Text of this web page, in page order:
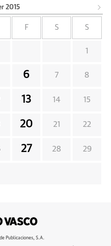
2015
F S S
1
6 7 8
13 14 15
20 21 22
27 28 29
Publicaciones, S.A.